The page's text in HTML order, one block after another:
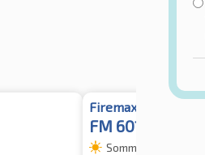
Firemax
FM 601
Sommerreifen